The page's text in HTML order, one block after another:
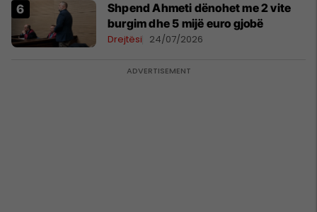
Shpend Ahmeti dënohet me 2 vite
burgim dhe 5 mijë euro gjobë
Drejtësi 24/07/2026